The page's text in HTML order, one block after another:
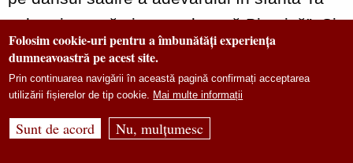
sobornicească şi apostolească Biserică”. Și
pentru Sfântul Macarie Egipteanul,
credinciosul altoit sacramental în spațiul
eclezial, se luminează și transfigurează prin
lumina chipului lui Hristos: „Sufletul, care a
Folosim cookie-uri pentru a îmbunătăți experiența
dumneavoastră pe acest site.
Prin continuarea navigării în această pagină confirmați acceptarea
utilizării fișierelor de tip cookie. Mai multe informații
Sunt de acord Nu, mulțumesc